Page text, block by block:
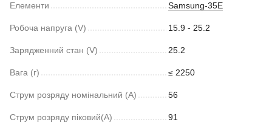
Елементи Samsung-35E
Робоча напруга (V) 15.9 - 25.2
Зарядженний стан (V) 25.2
Вага (г) ≤ 2250
Струм розряду номінальний (A) 56
Струм розряду піковий(А) 91